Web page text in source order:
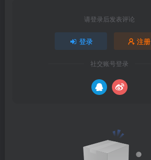
请登录后发表评论
登录 注册
社交账号登录